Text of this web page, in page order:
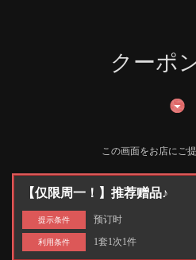
クーポ
この画面をお店にご
【仅限周一！】推荐赠品♪
提示条件 预订时
利用条件 1套1次1件